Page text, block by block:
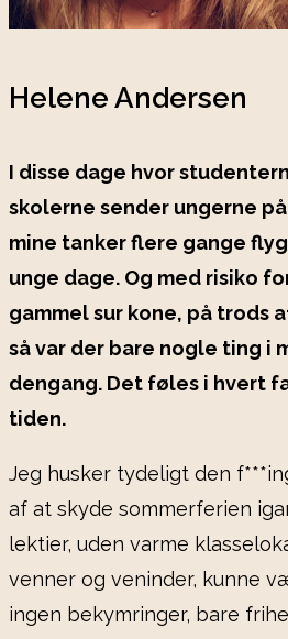
Helene Andersen
I disse dage hvor
skolerne sender ungerne
mine tanker flere gange
unge dage. Og med risiko
gammel sur kone, på trods
så var der bare nogle ting i
dengang. Det føles i hvert
tiden.
Jeg husker tydeligt den
af at skyde sommerferien
lektier, uden varme
venner og veninder, kunne
ingen bekymringer, bare